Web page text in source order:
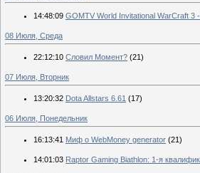
14:48:09 GOMTV World Invitational WarCraft 3
08 Июля, Среда
22:12:10 Словил Момент? (21)
07 Июля, Вторник
13:20:32 Dota Allstars 6.61 (17)
06 Июля, Понедельник
16:13:41 Миф о WebMoney generator (21)
14:01:03 Raptor Gaming Biathlon: 1-я